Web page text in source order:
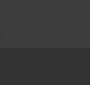
serre bij